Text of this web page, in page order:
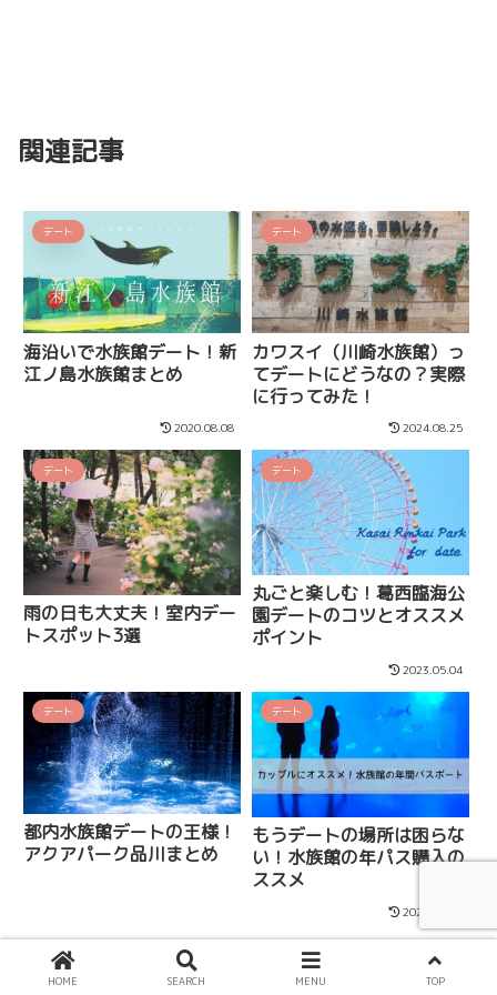
関連記事
デート
海沿いで水族館デート！新
江ノ島水族館まとめ
2020.08.08
デート
カワスイ（川崎水族館）っ
てデートにどうなの？実際
に行ってみた！
2024.08.25
デート
雨の日も大丈夫！室内デー
トスポット3選
デート
丸ごと楽しむ！葛西臨海公
園デートのコツとオススメ
ポイント
2023.05.04
デート
都内水族館デートの王様！
アクアパーク品川まとめ
デート
もうデートの場所は困らな
い！水族館の年パス購入の
ススメ
2020.08.11
コメントを残す お気軽にどうぞ！インスタの
HOME SEARCH MENU TOP